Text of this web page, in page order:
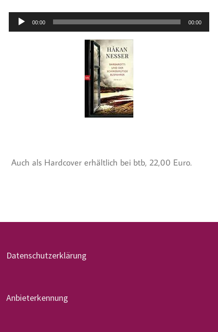
Audio-
Player
00:00 00:00
Auch als Hardcover erhältlich bei btb, 22,00 Euro.
Datenschutzerklärung
Anbieterkennung